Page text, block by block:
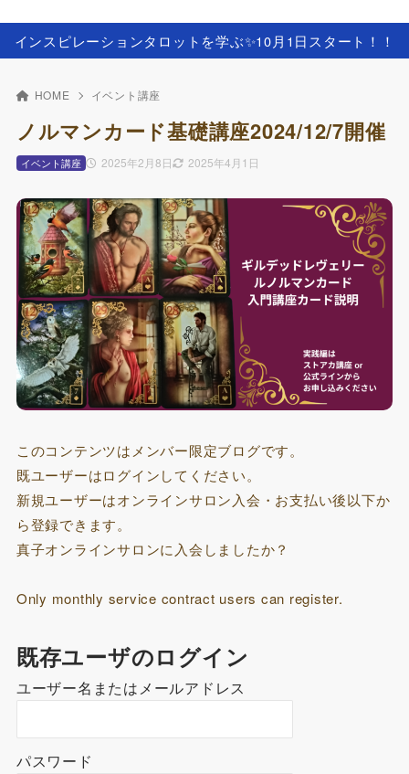
インスピレーションタロットを学ぶ✨️10月1日スタート！！
HOME イベント講座
ノルマンカード基礎講座2024/12/7開催
2025年2月8日 2025年4月1日
イベント講座
このコンテンツはメンバー限定ブログです。
既ユーザーはログインしてください。
新規ユーザーはオンラインサロン入会・お支払い後以下か
ら登録できます。
真子オンラインサロンに入会しましたか？
Only monthly service contract users can register.
既存ユーザのログイン
ユーザー名またはメールアドレス
パスワード